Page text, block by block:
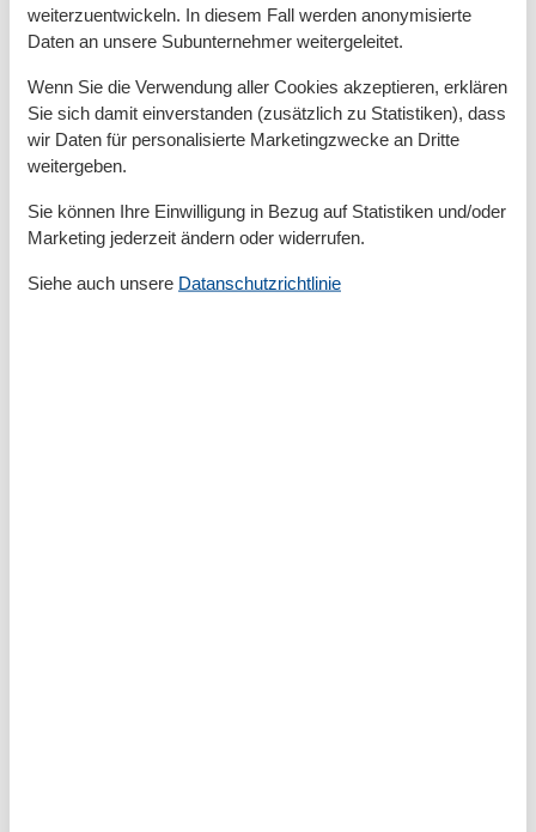
Gesamte Ausstattung
Aktivität einrichtungen
Golf
Radfahren
Entfernungen
Zum Bahnhof
weiterzuentwickeln. In diesem Fall werden anonymisierte
Daten an unsere Subunternehmer weitergeleitet.
Wenn Sie die Verwendung aller Cookies akzeptieren, erklären
Sie sich damit einverstanden (zusätzlich zu Statistiken), dass
wir Daten für personalisierte Marketingzwecke an Dritte
weitergeben.
Sie können Ihre Einwilligung in Bezug auf Statistiken und/oder
Marketing jederzeit ändern oder widerrufen.
Siehe auch unsere Datanschutzrichtlinie